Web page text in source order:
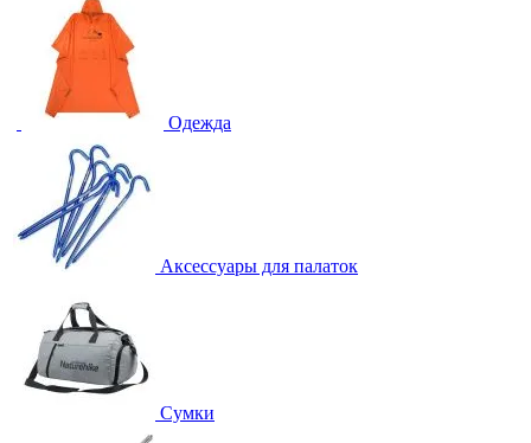
Одежда
Аксессуары для палаток
Сумки